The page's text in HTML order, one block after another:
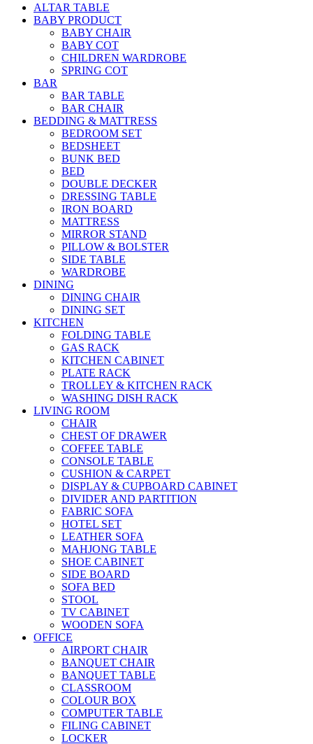
ALTAR TABLE
BABY PRODUCT
BABY CHAIR
BABY COT
CHILDREN WARDROBE
SPRING COT
BAR
BAR TABLE
BAR CHAIR
BEDDING & MATTRESS
BEDROOM SET
BEDSHEET
BUNK BED
BED
DOUBLE DECKER
DRESSING TABLE
IRON BOARD
MATTRESS
MIRROR STAND
PILLOW & BOLSTER
SIDE TABLE
WARDROBE
DINING
DINING CHAIR
DINING SET
KITCHEN
FOLDING TABLE
GAS RACK
KITCHEN CABINET
PLATE RACK
TROLLEY & KITCHEN RACK
WASHING DISH RACK
LIVING ROOM
CHAIR
CHEST OF DRAWER
COFFEE TABLE
CONSOLE TABLE
CUSHION & CARPET
DISPLAY & CUPBOARD CABINET
DIVIDER AND PARTITION
FABRIC SOFA
HOTEL SET
LEATHER SOFA
MAHJONG TABLE
SHOE CABINET
SIDE BOARD
SOFA BED
STOOL
TV CABINET
WOODEN SOFA
OFFICE
AIRPORT CHAIR
BANQUET CHAIR
BANQUET TABLE
CLASSROOM
COLOUR BOX
COMPUTER TABLE
FILING CABINET
LOCKER